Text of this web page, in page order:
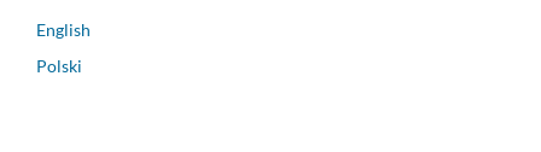
English
Polski